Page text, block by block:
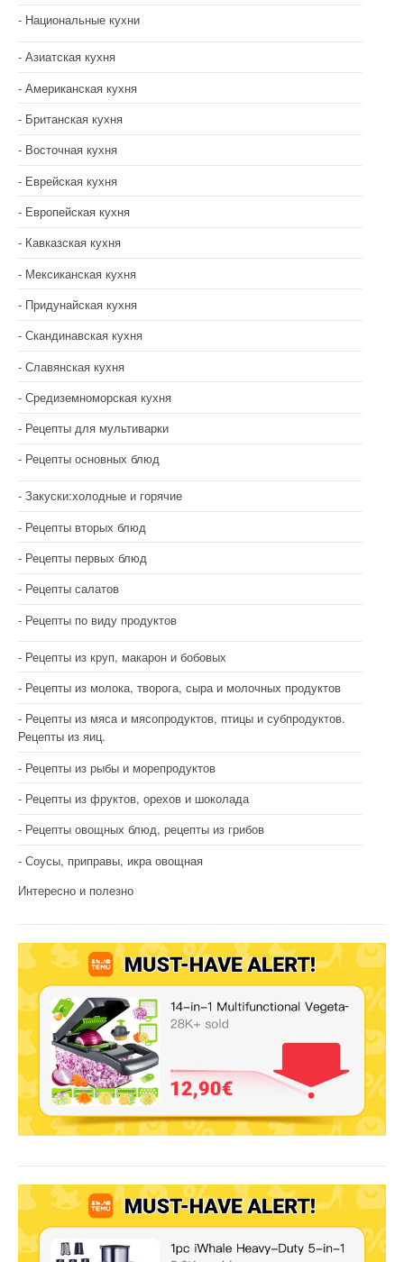
Национальные кухни
Азиатская кухня
Американская кухня
Британская кухня
Восточная кухня
Еврейская кухня
Европейская кухня
Кавказская кухня
Мексиканская кухня
Придунайская кухня
Скандинавская кухня
Славянская кухня
Средиземноморская кухня
Рецепты для мультиварки
Рецепты основных блюд
Закуски:холодные и горячие
Рецепты вторых блюд
Рецепты первых блюд
Рецепты салатов
Рецепты по виду продуктов
Рецепты из круп, макарон и бобовых
Рецепты из молока, творога, сыра и молочных продуктов
Рецепты из мяса и мясопродуктов, птицы и субпродуктов.
Рецепты из яиц.
Рецепты из рыбы и морепродуктов
Рецепты из фруктов, орехов и шоколада
Рецепты овощных блюд, рецепты из грибов
Соусы, приправы, икра овощная
Интересно и полезно